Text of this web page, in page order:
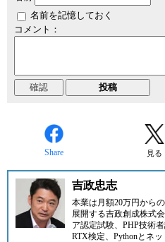
名前を記憶しておく
コメント：
Share 見る
吉政忠志
本業は月額20万円から
展開する吉政創成株式
ア認定試験、PHP技術
RTX検定、Pythonとネ